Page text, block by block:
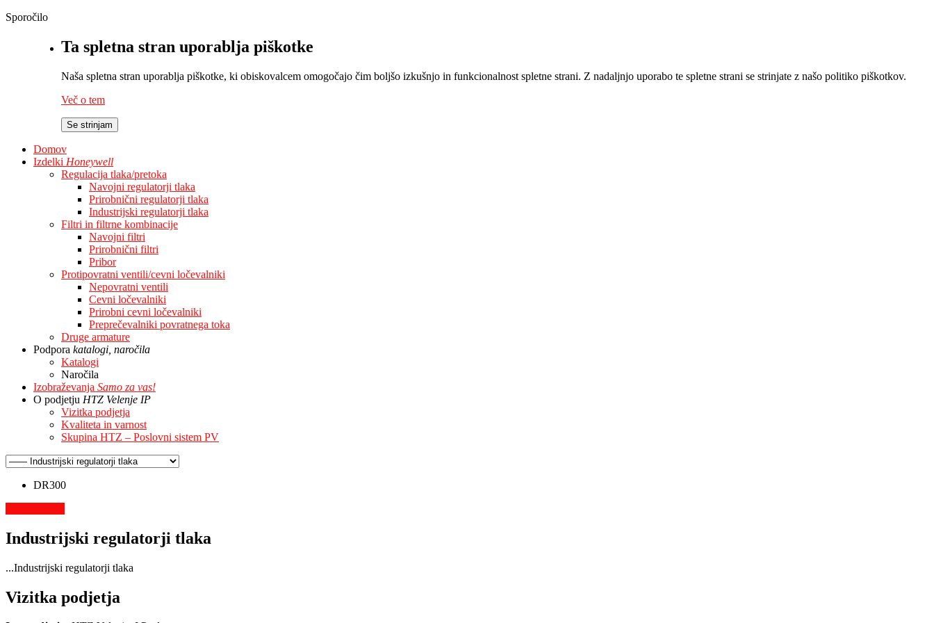
Sporočilo
Ta spletna stran uporablja piškotke
Naša spletna stran uporablja piškotke, ki obiskovalcem omogočajo čim boljšo izkušnjo in funkcionalnost spletne strani. Z nadaljnjo uporabo te spletne strani se strinjate z našo politiko piškotkov.
Več o tem
Se strinjam
Domov
Izdelki Honeywell
Regulacija tlaka/pretoka
Navojni regulatorji tlaka
Prirobnični regulatorji tlaka
Industrijski regulatorji tlaka
Filtri in filtrne kombinacije
Navojni filtri
Prirobnični filtri
Pribor
Protipovratni ventili/cevni ločevalniki
Nepovratni ventili
Cevni ločevalniki
Prirobni cevni ločevalniki
Preprečevalniki povratnega toka
Druge armature
Podpora katalogi, naročila
Katalogi
Naročila
Izobraževanja Samo za vas!
O podjetju HTZ Velenje IP
Vizitka podjetja
Kvaliteta in varnost
Skupina HTZ – Poslovni sistem PV
DR300
Industrijski regulatorji tlaka
...Industrijski regulatorji tlaka
Vizitka podjetja